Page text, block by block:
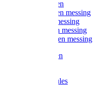
Kogelkranen
Koppelingen messing
Sproeiers messing
Tuinspuiten messing
Slangstukken messing
Handspuiten
Kunststoftules